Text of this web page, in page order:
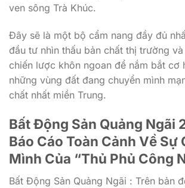
ven sông Trà Khúc.
Đây sẽ là một bộ cẩm nang đầy đủ
đầu tư nhìn thấu bản chất thị trường
chiến lược khôn ngoan để nắm bắt cơ
những vùng đất đang chuyển mình
chất nhất miền Trung.
Bất Động Sản Quảng Ngãi
Báo Cáo Toàn Cảnh Về Sự
Mình Của “Thủ Phủ Công
Bất Động Sản Quảng Ngãi : Trên bản